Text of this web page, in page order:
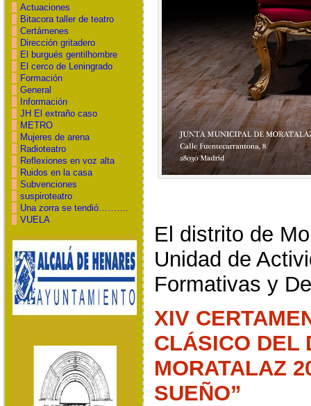
Actuaciones
Bitacora taller de teatro
Certámenes
Dirección gritadero
El burgués gentilhombre
El cerco de Leningrado
Formación
General
Información
JH El extraño caso
METRO
Mujeres de arena
Radioteatro
Reflexiones en voz alta
Ruidos en la casa
Subvenciones
suspiroteatro
Una zorra se tendió……….
VUELA
El distrito de
Unidad de
Formativas y
XIV
CLÁSICO DEL
MORATALAZ
SUEÑO”